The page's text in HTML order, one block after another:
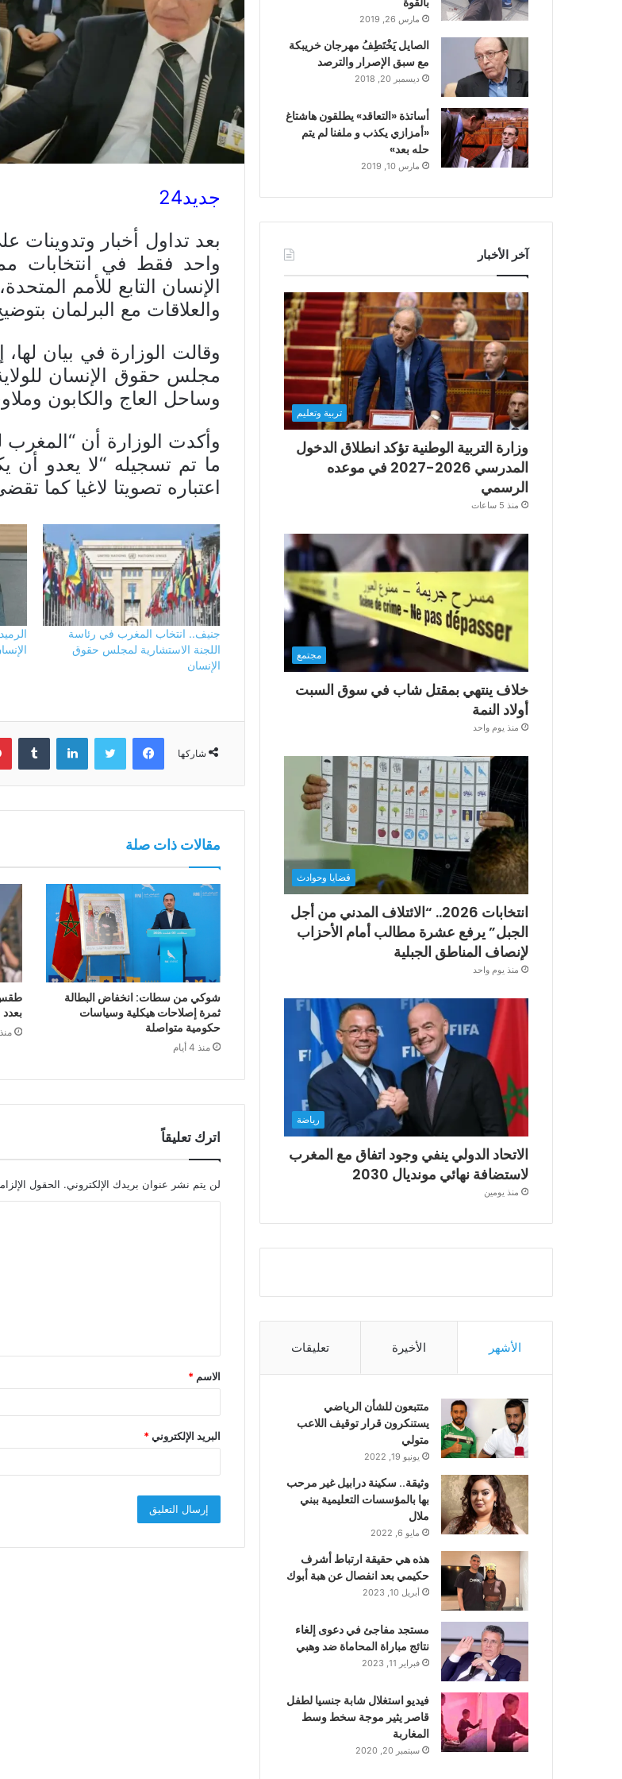
جديد24
بعد تداول أخبار
واحد فقط في انتخابات
الإنسان التابع للأمم
والعلاقات مع البرلمان
وقالت الوزارة في بيان
وساحل العاج والكابون
وأكدت الوزارة أن “المغرب
ما تم تسجيله “لا يعدو
اعتباره تصويتا لاغيا كما
جنيف.. انتخاب المغرب في رئاسة
اللجنة الاستشارية لمجلس حقوق
الإنسان
شاركها
فيسبوك تويتر لينكدإن
مقالات ذات صلة
شوكي من سطات: انخفاض البطالة
ثمرة إصلاحات هيكلية وسياسات
حكومية متواصلة
منذ 4 أيام
طقس
اترك تعليقاً
لن يتم نشر عنوان بريدك الإلكتروني. الحقول
ق
*
الاسم *
البريد الإلكتروني*
مارس 26, 2019
الصايل يَخْتَطِفُ مهرجان خريبكة
مع سبق الإصرار والترصد
ديسمبر 20, 2018
أساتذة «التعاقد» يطلقون هاشتاغ
«أمزازي يكذب و ملفنا لم يتم
حله بعد»
مارس 10, 2019
آخر الأخبار
تربية وتعليم
وزارة التربية الوطنية تؤكد انطلاق الدخول
المدرسي 2026-2027 في موعده
الرسمي
منذ 5 ساعات
مجتمع
خلاف ينتهي بمقتل شاب في سوق السبت
أولاد النمة
منذ يوم واحد
قضايا وحوادث
انتخابات 2026.. “الائتلاف المدني من أجل
الجبل” يرفع عشرة مطالب أمام الأحزاب
لإنصاف المناطق الجبلية
منذ يوم واحد
رياضة
الاتحاد الدولي ينفي وجود اتفاق مع المغرب
لاستضافة نهائي مونديال 2030
منذ يومين
الأشهر الأخيرة تعليقات
متتبعون للشأن الرياضي
يستنكرون قرار توقيف اللاعب
متولي
يونيو 19, 2022
وثيقة.. سكينة درابيل غير مرحب
بها بالمؤسسات التعليمية ببني
ملال
مايو 6, 2022
هذه هي حقيقة ارتباط أشرف
حكيمي بعد انفصال عن هبة أبوك
أبريل 10, 2023
مستجد مفاجئ في دعوى إلغاء
نتائج مباراة المحاماة ضد وهبي
فبراير 11, 2023
فيديو استغلال شابة جنسيا لطفل
قاصر يثير موجة سخط وسط
المغاربة
سبتمبر 20, 2020